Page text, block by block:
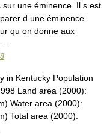
une éminence. Il s est
d une éminence.
qu on donne aux
in Kentucky Population
Land area (2000):
Water area (2000):
Total area (2000):